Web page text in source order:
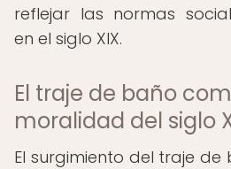
reflejar las normas
en el siglo XIX.
El traje de baño
moralidad del siglo
El surgimiento del traje de